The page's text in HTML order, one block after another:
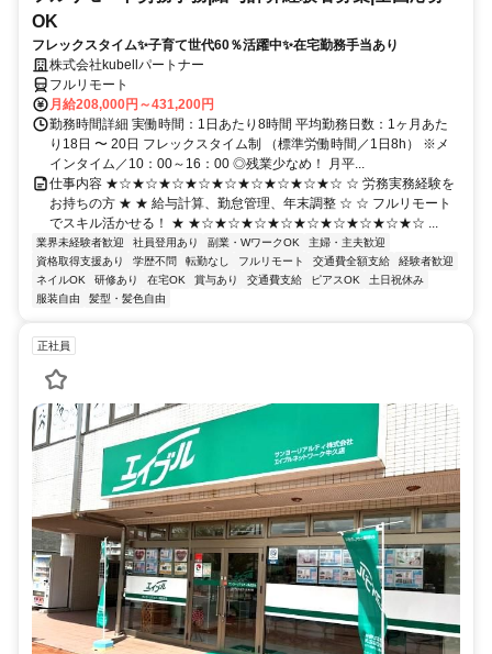
OK
フレックスタイム✨子育て世代60％活躍中✨在宅勤務手当あり
株式会社kubellパートナー
フルリモート
月給208,000円～431,200円
勤務時間詳細 実働時間：1日あたり8時間 平均勤務日数：1ヶ月あた
り18日 〜 20日 フレックスタイム制 （標準労働時間／1日8h） ※メ
インタイム／10：00～16：00 ◎残業少なめ！ 月平...
仕事内容 ★☆★☆★☆★☆★☆★☆★☆★☆★☆ ☆ 労務実務経験を
お持ちの方 ★ ★ 給与計算、勤怠管理、年末調整 ☆ ☆ フルリモート
でスキル活かせる！ ★ ★☆★☆★☆★☆★☆★☆★☆★☆★☆ ...
業界未経験者歓迎 社員登用あり 副業・WワークOK
主婦・主夫歓迎
資格取得支援あり
学歴不問 転勤なし フルリモート 交通費全額支給
経験者歓迎
ネイルOK
研修あり 在宅OK 賞与あり 交通費支給 ピアスOK
土日祝休み
服装自由
髪型・髪色自由
正社員